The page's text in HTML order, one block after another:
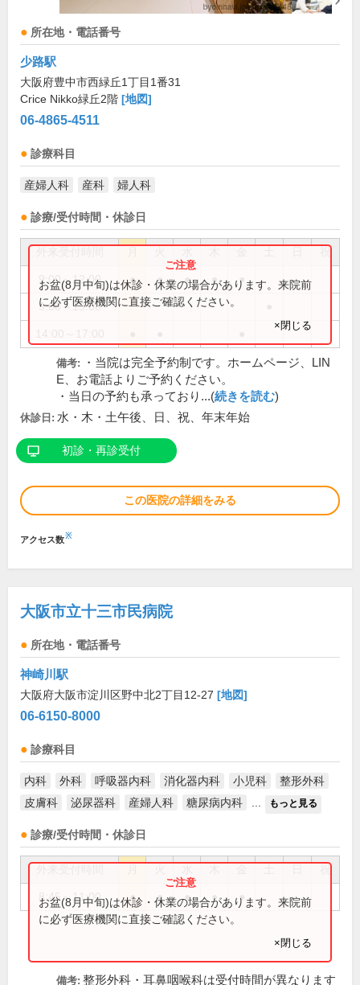
所在地・電話番号
少路駅
大阪府豊中市西緑丘1丁目1番31
Crice Nikko緑丘2階 [地図]
06-4865-4511
診療科目
産婦人科 産科 婦人科
診療/受付時間・休診日
祝
9:00～12:00 ● ● ● ● ●
9:00～13:00
お盆(8月中旬)は休診・休業の場合があります。来院前
に必ず医療機関に直接ご確認ください。
×閉じる
備考:
・当院は完全予約制です。ホームページ、LIN
E、お電話よりご予約ください。
・当日の予約も承っており...(続きを読む)
休診日: 水・木・土午後、日、祝、年末年始
初診・再診受付
この医院の詳細をみる
アクセス数※
大阪市立十三市民病院
所在地・電話番号
神崎川駅
大阪府大阪市淀川区野中北2丁目12-27 [地図]
06-6150-8000
診療科目
内科 外科 呼吸器内科 消化器内科 小児科
整形外科
皮膚科
泌尿器科 産婦人科 糖尿病内科 もっと見る
診療/受付時間・休診日
祝
8:45～11:00 ● ● ● ● ●
お盆(8月中旬)は休診・休業の場合があります。来院前
に必ず医療機関に直接ご確認ください。
×閉じる
備考: 整形外科・耳鼻咽喉科は受付時間が異なります